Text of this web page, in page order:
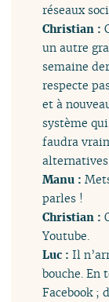
réseaux
Christian :
un autre
semaine
respecte
et à
système
faudra
Manu :
parles !
Christian :
Youtube.
Luc :Il
bouche. En
Facebook ;